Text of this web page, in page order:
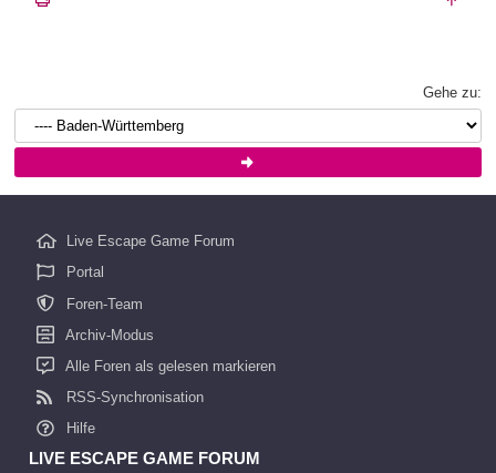
Gehe zu:
Live Escape Game Forum
Portal
Foren-Team
Archiv-Modus
Alle Foren als gelesen markieren
RSS-Synchronisation
Hilfe
LIVE ESCAPE GAME FORUM